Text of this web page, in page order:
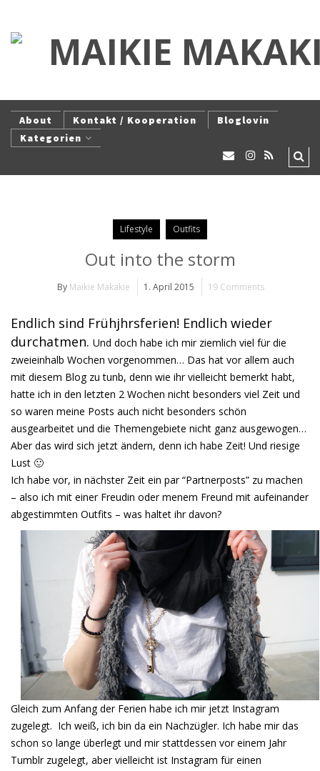
About Kontakt / Kooperation
Bloglovin
Kategorien
Lifestyle Outfits
Out into the storm
By Maikie Makakie 1. April 2015 19 Comments
Endlich sind Frühjhrsferien! Endlich wieder
durchatmen. Und doch habe ich mir ziemlich viel für die
zweieinhalb Wochen vorgenommen… Das hat vor allem auch
mit diesem Blog zu tunb, denn wie ihr vielleicht bemerkt habt,
hatte ich in den letzten 2 Wochen nicht besonders viel Zeit und
so waren meine Posts auch nicht besonders schön
ausgearbeitet und die Themengebiete nicht ganz ausgewogen…
Aber das wird sich jetzt ändern, denn ich habe Zeit! Und riesige
Lust 🙂
Ich habe vor, in nächster Zeit ein par “Partnerposts” zu machen
– also ich mit einer Freudin oder menem Freund mit aufeinander
abgestimmten Outfits – was haltet ihr davon?
Gleich zum Anfang der Ferien habe ich mir jetzt Instagram
zugelegt. Ich weiß, ich bin da ein Nachzügler. Ich habe mir das
schon so lange überlegt und mir stattdessen vor einem Jahr
Tumblr zugelegt, aber vielleicht ist Instagram für einen